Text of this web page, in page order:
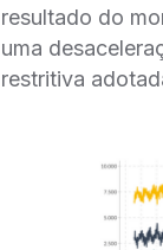
resultado do
uma
restritiva